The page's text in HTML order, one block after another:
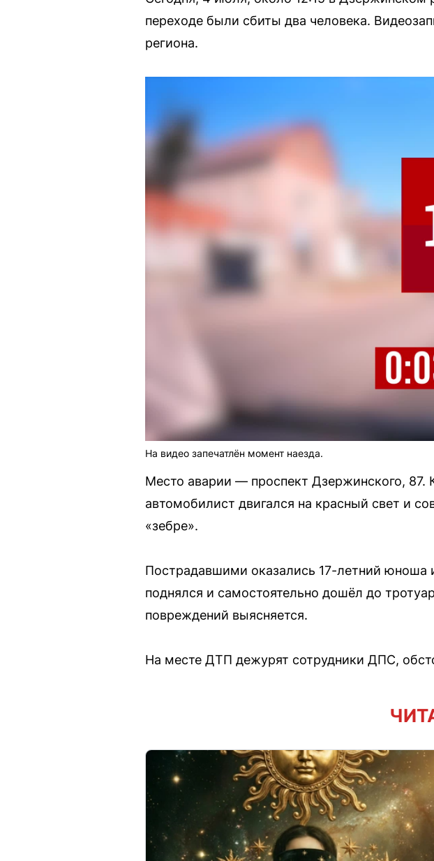
переходе были сбиты два человека.
региона.
На видео запечатлён момент наезда.
Место аварии — проспект Дзержинского, 87.
автомобилист двигался на красный свет и
«зебре».
Пострадавшими оказались 17-летний юноша
поднялся и самостоятельно дошёл до
повреждений выясняется.
На месте ДТП дежурят сотрудники ДПС,